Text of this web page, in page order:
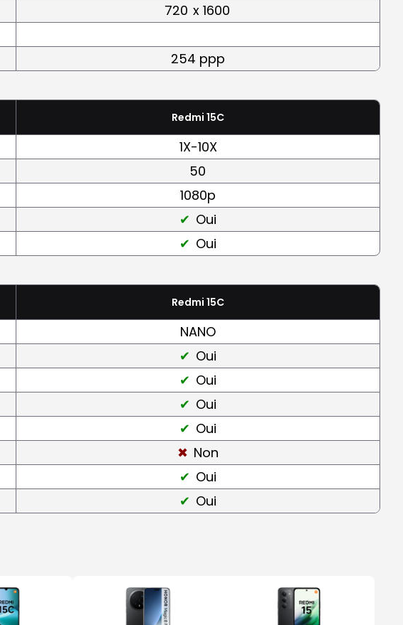
720 x 1600
254 ppp
Redmi 15C
1X-10X
50
1080p
Oui
Oui
Redmi 15C
NANO
Oui
Oui
Oui
Oui
Non
Oui
Oui